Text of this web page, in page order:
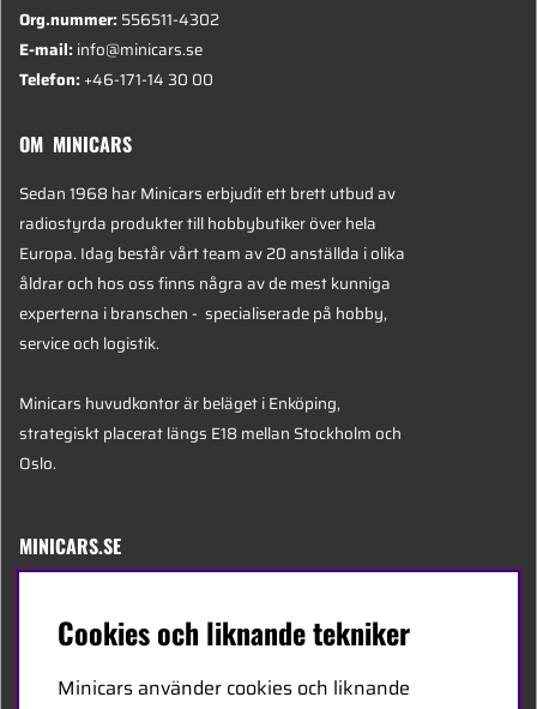
Org.nummer:556511-4302
E-mail:info@minicars.se
Telefon:+46-171-14 30 00
OM MINICARS
Sedan 1968 har Minicars erbjudit ett brett utbud av
radiostyrda produkter till hobbybutiker över hela
Europa. Idag består vårt team av 20 anställda i olika
åldrar och hos oss finns några av de mest kunniga
experterna i branschen - specialiserade på hobby,
service och logistik.
Minicars huvudkontor är beläget i Enköping,
strategiskt placerat längs E18 mellan Stockholm och
Oslo.
MINICARS.SE
Cookies och liknande tekniker
Minicars använder cookies och liknande